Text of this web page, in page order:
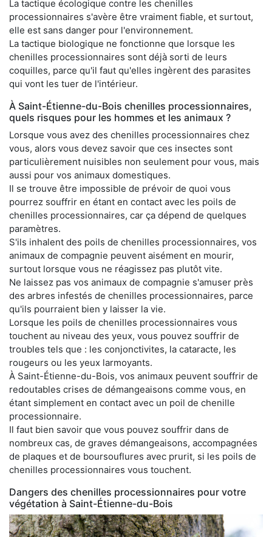
La tactique écologique contre les chenilles
processionnaires s'avère être vraiment fiable, et surtout,
elle est sans danger pour l'environnement.
La tactique biologique ne fonctionne que lorsque les
chenilles processionnaires sont déjà sorti de leurs
coquilles, parce qu'il faut qu'elles ingèrent des parasites
qui vont les tuer de l'intérieur.
À Saint-Étienne-du-Bois chenilles processionnaires,
quels risques pour les hommes et les animaux ?
Lorsque vous avez des chenilles processionnaires chez
vous, alors vous devez savoir que ces insectes sont
particulièrement nuisibles non seulement pour vous, mais
aussi pour vos animaux domestiques.
Il se trouve être impossible de prévoir de quoi vous
pourrez souffrir en étant en contact avec les poils de
chenilles processionnaires, car ça dépend de quelques
paramètres.
S'ils inhalent des poils de chenilles processionnaires, vos
animaux de compagnie peuvent aisément en mourir,
surtout lorsque vous ne réagissez pas plutôt vite.
Ne laissez pas vos animaux de compagnie s'amuser près
des arbres infestés de chenilles processionnaires, parce
qu'ils pourraient bien y laisser la vie.
Lorsque les poils de chenilles processionnaires vous
touchent au niveau des yeux, vous pouvez souffrir de
troubles tels que : les conjonctivites, la cataracte, les
rougeurs ou les yeux larmoyants.
À Saint-Étienne-du-Bois, vos animaux peuvent souffrir de
redoutables crises de démangeaisons comme vous, en
étant simplement en contact avec un poil de chenille
processionnaire.
Il faut bien savoir que vous pouvez souffrir dans de
nombreux cas, de graves démangeaisons, accompagnées
de plaques et de boursouflures avec prurit, si les poils de
chenilles processionnaires vous touchent.
Dangers des chenilles processionnaires pour votre
végétation à Saint-Étienne-du-Bois